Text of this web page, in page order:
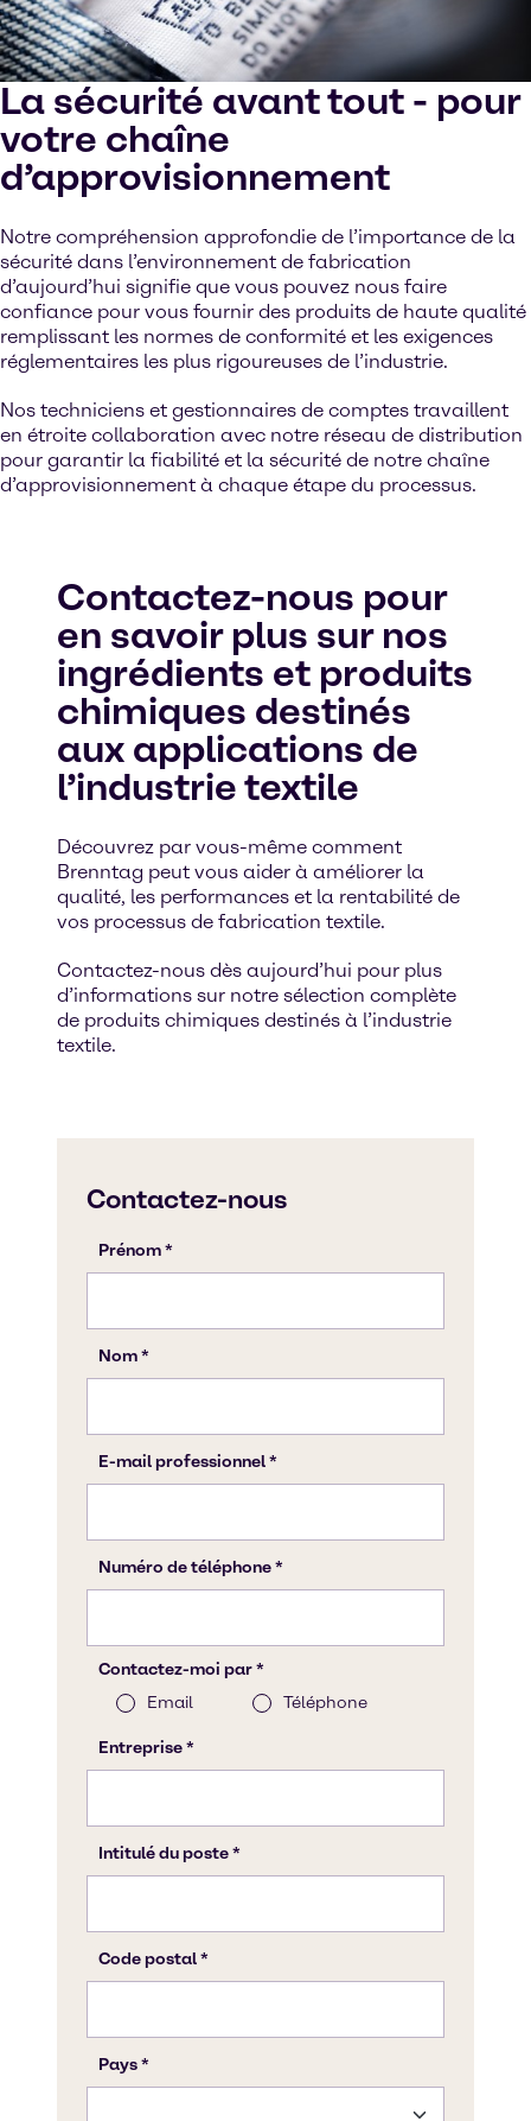
La sécurité avant tout - pour
votre chaîne
d’approvisionnement
Notre compréhension approfondie de l’importance de la
sécurité dans l’environnement de fabrication
d’aujourd’hui signifie que vous pouvez nous faire
confiance pour vous fournir des produits de haute qualité
remplissant les normes de conformité et les exigences
réglementaires les plus rigoureuses de l’industrie.
Nos techniciens et gestionnaires de comptes travaillent
en étroite collaboration avec notre réseau de distribution
pour garantir la fiabilité et la sécurité de notre chaîne
d’approvisionnement à chaque étape du processus.
Contactez-nous pour
en savoir plus sur nos
ingrédients et produits
chimiques destinés
aux applications de
l’industrie textile
Découvrez par vous-même comment
Brenntag peut vous aider à améliorer la
qualité, les performances et la rentabilité de
vos processus de fabrication textile.
Contactez-nous dès aujourd’hui pour plus
d’informations sur notre sélection complète
de produits chimiques destinés à l’industrie
textile.